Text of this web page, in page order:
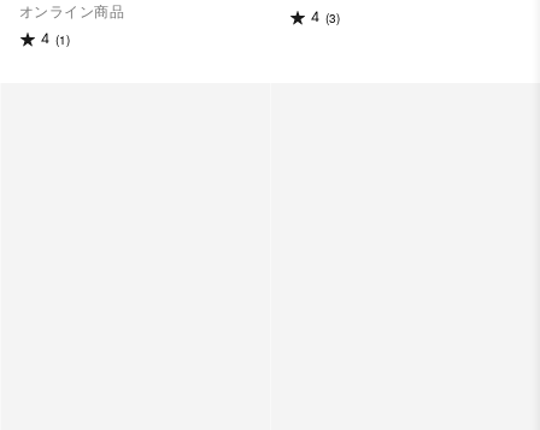
オンライン商品
4 (1)
4 (3)